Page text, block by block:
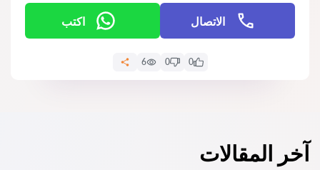
الاتصال اكتب
0
0
6
آخر المقالات